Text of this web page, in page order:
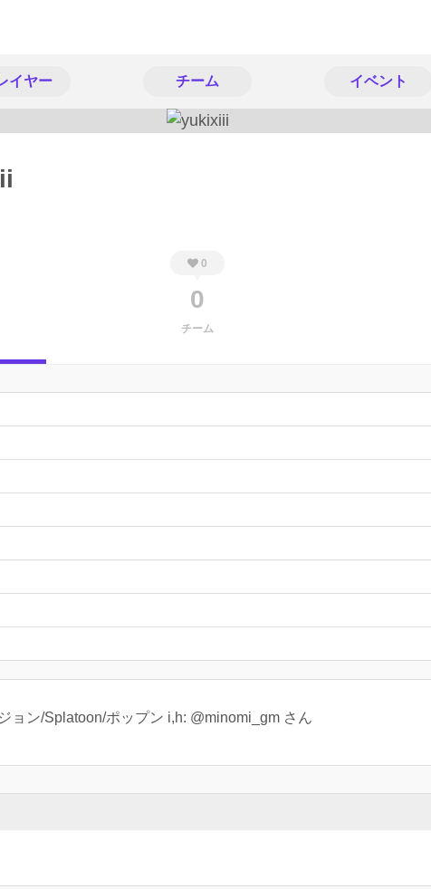
イヤー チーム イベント
0
0
チーム
ョン/Splatoon/ポップン i,h: @minomi_gm さん